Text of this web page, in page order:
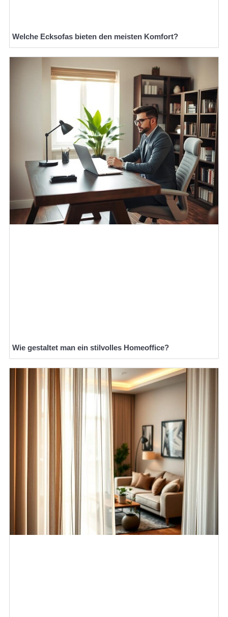
Welche Ecksofas bieten den meisten Komfort?
Wie gestaltet man ein stilvolles Homeoffice?